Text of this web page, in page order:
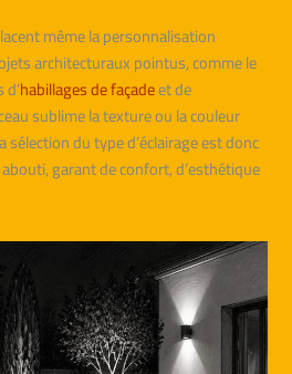
même la personnalisation
architecturaux pointus, comme le
habillages de façadeet de
sublime la texture ou la couleur
du type d’éclairage est donc
garant de confort, d’esthétique